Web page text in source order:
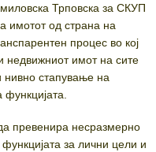
Трповска за СКУП
имотот од страна на
процес во кој
недвижниот имот на сите
нивно стапување на
превенира несразмерно
за лични цели и